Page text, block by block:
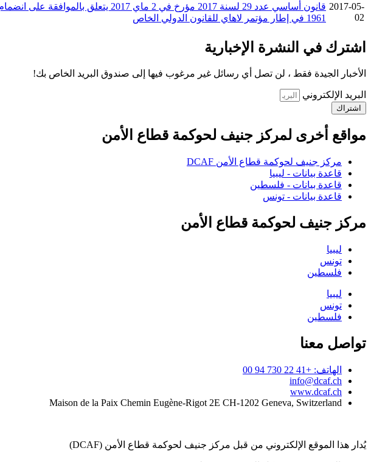
2017-05-
02
1961 في إطار مؤتمر لاهاي للقانون الدولي الخاص
اشترك في النشرة الإخبارية
الأخبار الجيدة فقط ، لن تصل أي رسائل غير مرغوب فيها إلى صندوق البريد الخاص بك!
البريد الإلكتروني
اشتراك
مواقع أخرى لمركز جنيف لحوكمة قطاع الأمن
مركز جنيف لحوكمة قطاع الأمن DCAF
قاعدة بيانات - ليبيا
قاعدة بيانات - فلسطين
قاعدة بيانات - تونس
مركز جنيف لحوكمة قطاع الأمن
ليبيا
تونس
فلسطين
ليبيا
تونس
فلسطين
تواصل معنا
الهاتف: +41 22 730 94 00
info@dcaf.ch
www.dcaf.ch
Maison de la Paix Chemin Eugène-Rigot 2E CH-1202 Geneva, Switzerland
يُدار هذا الموقع الإلكتروني من قبل مركز جنيف لحوكمة قطاع الأمن (DCAF)